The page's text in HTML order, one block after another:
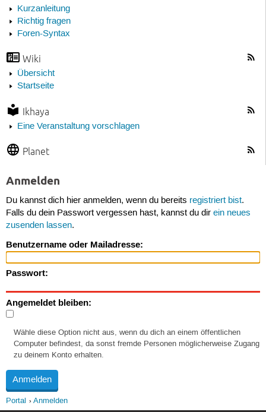
Kurzanleitung
Richtig fragen
Foren-Syntax
Wiki
Übersicht
Startseite
Ikhaya
Eine Veranstaltung vorschlagen
Planet
Anmelden
Du kannst dich hier anmelden, wenn du bereits registriert bist.
Falls du dein Passwort vergessen hast, kannst du dir ein neues
zusenden lassen.
Benutzername oder Mailadresse:
Passwort:
Angemeldet bleiben:
Wähle diese Option nicht aus, wenn du dich an einem öffentlichen
Computer befindest, da sonst fremde Personen möglicherweise Zugang
zu deinem Konto erhalten.
Portal Anmelden